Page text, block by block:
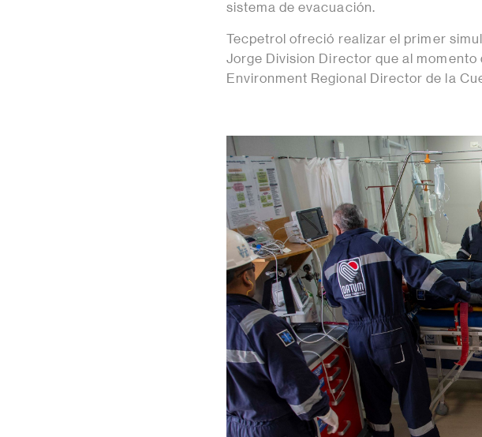
sistema de evacuación.
Tecpetrol ofreció realizar el primer
Jorge Division Director que al momento
Environment Regional Director de la